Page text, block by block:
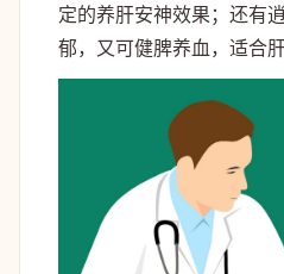
定的养肝安神效果；还有
郁，又可健脾养血，适合